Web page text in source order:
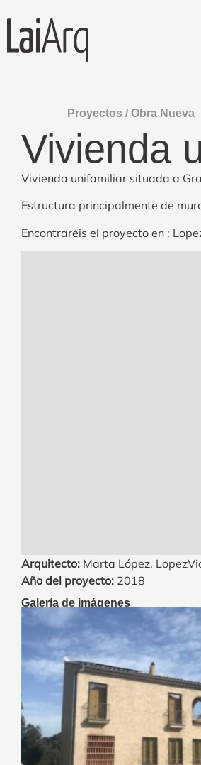
Proyectos / Obra Nueva
Vivienda
Vivienda unifamiliar situada a
Estructura principalmente de
Encontraréis el proyecto en :
Arquitecto: Marta López,
Año del proyecto: 2018
Galería de imágenes